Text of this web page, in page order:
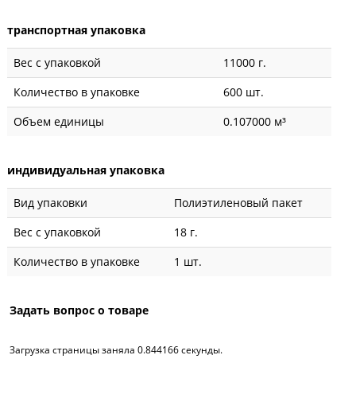
транспортная упаковка
Вес с упаковкой
11000 г.
Количество в упаковке
600 шт.
Объем единицы
0.107000 м³
индивидуальная упаковка
Вид упаковки
Полиэтиленовый пакет
Вес с упаковкой
18 г.
Количество в упаковке
1 шт.
Задать вопрос о товаре
Загрузка страницы заняла 0.844166 секунды.